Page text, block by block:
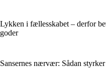
Lykken i fællesskabet – derfor
goder
Sansernes nærvær: Sådan